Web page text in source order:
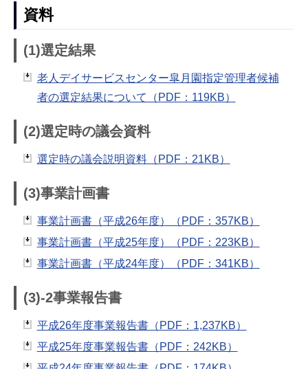
資料
(1)選定結果
老人デイサービスセンター皐月園指定管理者候補
者の選定結果について（PDF：119KB）
(2)選定時の議会資料
選定時の議会説明資料（PDF：21KB）
(3)事業計画書
事業計画書（平成26年度）（PDF：357KB）
事業計画書（平成25年度）（PDF：223KB）
事業計画書（平成24年度）（PDF：341KB）
(3)-2事業報告書
平成26年度事業報告書（PDF：1,237KB）
平成25年度事業報告書（PDF：242KB）